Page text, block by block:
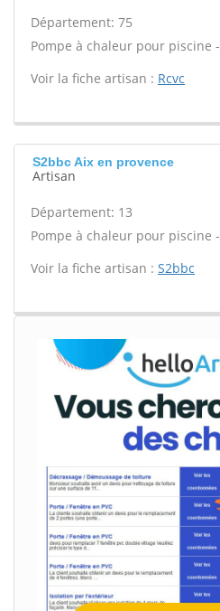
Département: 75
Pompe à chaleur pour piscine -
Voir la fiche artisan : Rcvc
S2bbc Aix en provence
Artisan
Département: 13
Pompe à chaleur pour piscine -
Voir la fiche artisan : S2bbc